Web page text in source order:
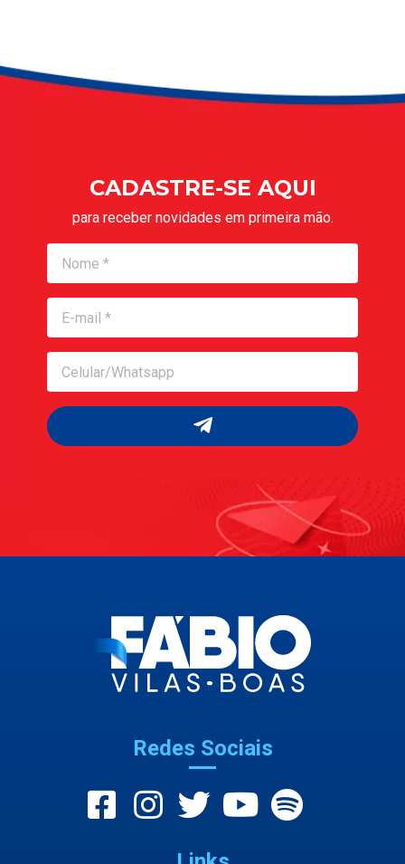
CADASTRE-SE AQUI
para receber novidades em primeira mão.
Redes Sociais